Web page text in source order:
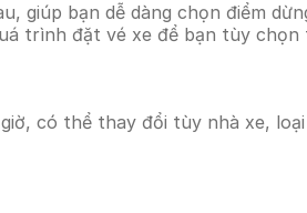
giúp bạn dễ dàng chọn điểm
trình đặt vé xe để bạn tùy chọn
có thể thay đổi tùy nhà xe,